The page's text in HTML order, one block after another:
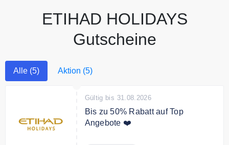
ETIHAD HOLIDAYS
Gutscheine
Alle (5) Aktion (5)
Gültig bis 31.08.2026
Bis zu 50% Rabatt auf Top
Angebote ❤️